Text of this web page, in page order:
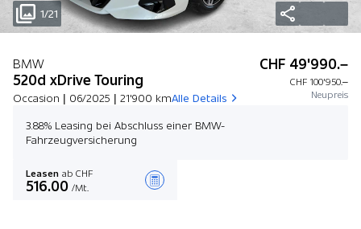
1/21
BMW
520d xDrive Touring
Occasion | 06/2025 | 21'900 kmAlle Details
CHF 49'990.–
CHF 100'950.–
Neupreis
3.88% Leasing bei Abschluss einer BMW-
Fahrzeugversicherung
Leasen ab CHF
516.00 /Mt.